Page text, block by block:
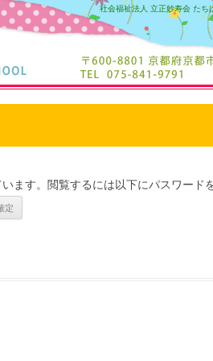
社会福祉法人 立正妙寿会 たち
ます。閲覧するには以下にパスワード